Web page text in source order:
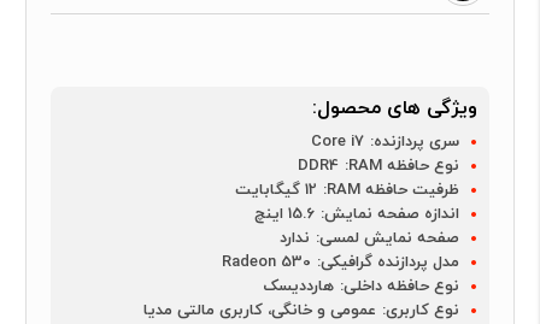
ویژگی های محصول:
سری پردازنده: Core i7
نوع حافظه RAM:
DDR4
ظرفیت حافظه RAM:
12 گیگابایت
اندازه صفحه نمایش: 15.6 اینچ
صفحه نمایش لمسی: ندارد
مدل پردازنده گرافیکی: Radeon 530
نوع حافظه داخلی: هارددیسک
نوع کاربری: عمومی و خانگی، کاربری مالتی مدیا